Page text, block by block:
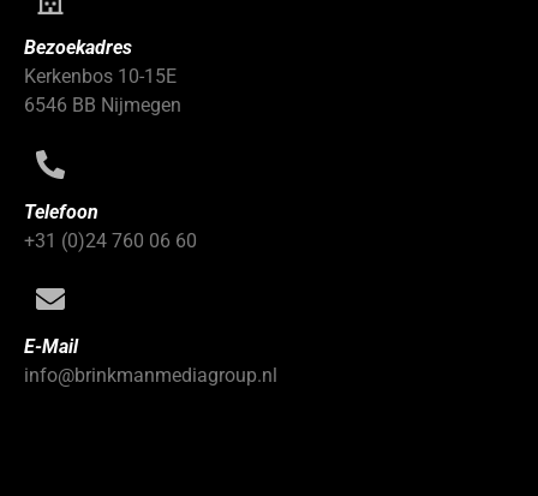
Bezoekadres
Kerkenbos 10-15E
6546 BB Nijmegen
Telefoon
+31 (0)24 760 06 60
E-Mail
info@brinkmanmediagroup.nl